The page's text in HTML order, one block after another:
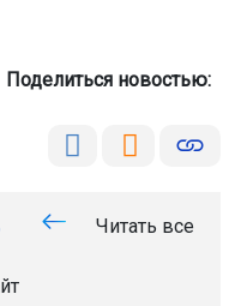
Поделиться новостью:
Читать все